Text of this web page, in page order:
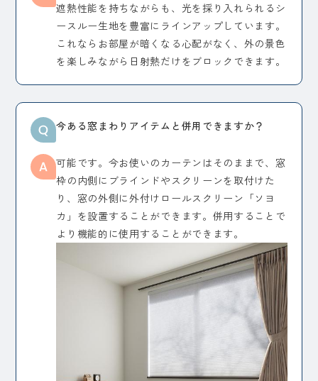
遮熱性能を持ちながらも、光を採り入れられるシ
ースルー生地を豊富にラインアップしています。
これならお部屋が暗くなる心配がなく、外の景色
を楽しみながら日射熱だけをブロックできます。
今ある窓まわりアイテムと併用できますか？
可能です。今お使いのカーテンはそのままで、窓
枠の内側にブラインドやスクリーンを取付けた
り、窓の外側に外付けロールスクリーン「ソヨ
カ」を設置することができます。併用することで
より機能的に使用することができます。